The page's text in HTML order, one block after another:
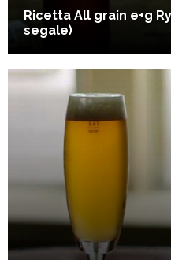
Ricetta All grain e+g
segale)